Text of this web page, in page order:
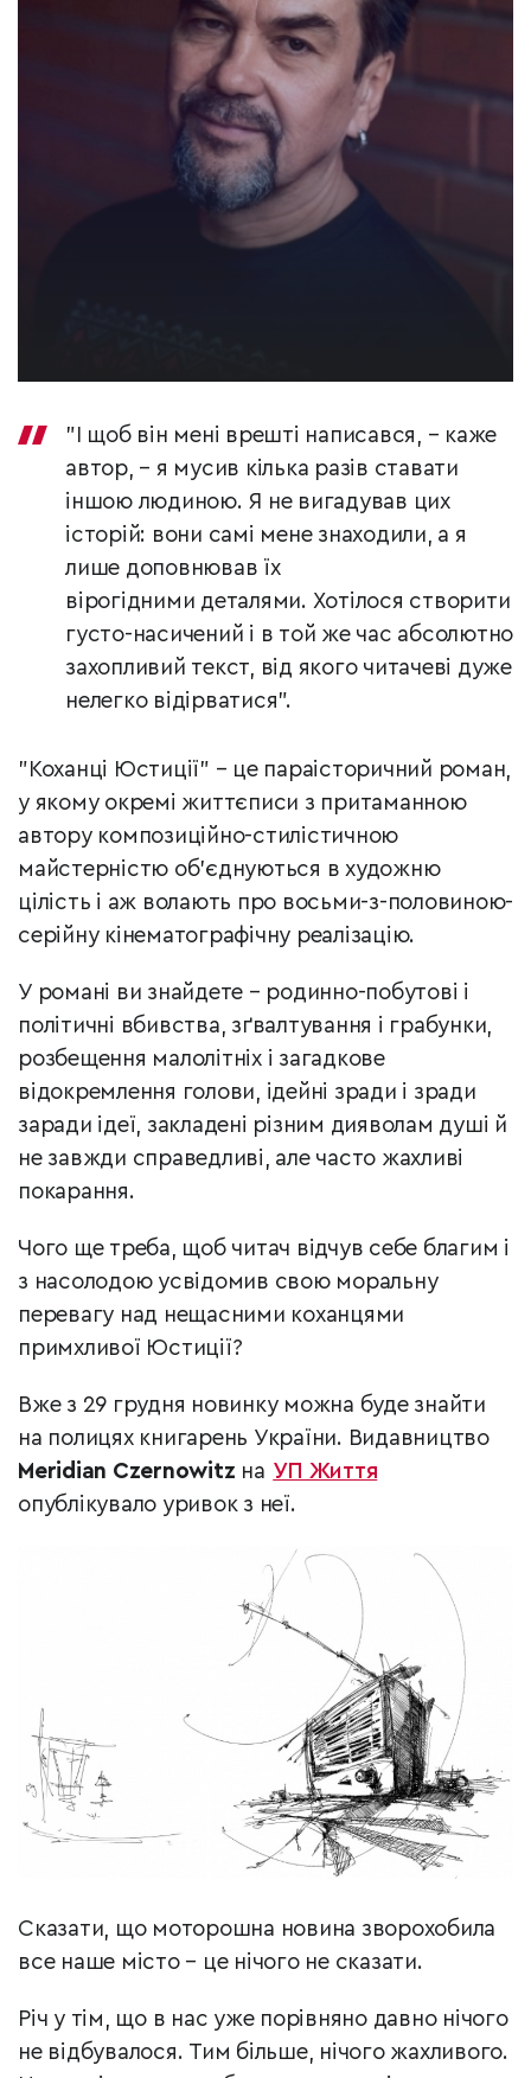
"І щоб він мені врешті написався, – каже
автор, – я мусив кілька разів ставати
іншою людиною. Я не вигадував цих
історій: вони самі мене знаходили, а я
лише доповнював їх
вірогідними деталями. Хотілося створити
густо-насичений і в той же час абсолютно
захопливий текст, від якого читачеві дуже
нелегко відірватися".
"Коханці Юстиції" – це параісторичний роман,
у якому окремі життєписи з притаманною
автору композиційно-стилістичною
майстерністю об’єднуються в художню
цілість і аж волають про восьми-з-половиною-
серійну кінематографічну реалізацію.
У романі ви знайдете – родинно-побутові і
політичні вбивства, зґвалтування і грабунки,
розбещення малолітніх і загадкове
відокремлення голови, ідейні зради і зради
заради ідеї, закладені різним дияволам душі й
не завжди справедливі, але часто жахливі
покарання.
Чого ще треба, щоб читач відчув себе благим і
з насолодою усвідомив свою моральну
перевагу над нещасними коханцями
примхливої Юстиції?
Вже з 29 грудня новинку можна буде знайти
на полицях книгарень України. Видавництво
Meridian Czernowitz на УП Життя
опублікувало уривок з неї.
Сказати, що моторошна новина зворохобила
все наше місто – це нічого не сказати.
Річ у тім, що в нас уже порівняно давно нічого
не відбувалося. Тим більше, нічого жахливого.